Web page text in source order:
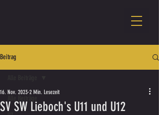
Beitrag
SV SW Lieboch's U11 und U12
16. Nov. 2023 2 Min. Lesezeit